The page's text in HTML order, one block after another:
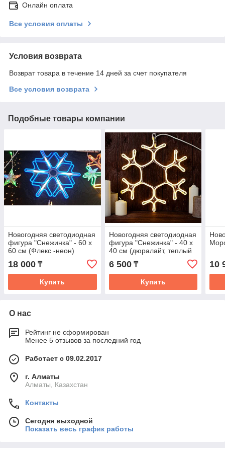
Онлайн оплата
Все условия оплаты
Условия возврата
Возврат товара в течение 14 дней за счет покупателя
Все условия возврата
Подобные товары компании
Новогодняя светодиодная
фигура "Снежинка" - 60 х
60 см (Флекс -неон)
18 000 ₸
Купить
Новогодняя светодиодная
фигура "Снежинка" - 40 х
40 см (дюралайт, теплый
6 500₸
Купить
10
О нас
Рейтинг не сформирован
Менее 5 отзывов за последний год
Работает с 09.02.2017
г. Алматы
Алматы, Казахстан
Контакты
Сегодня выходной
Показать весь график работы